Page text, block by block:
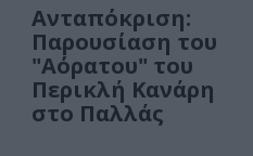
Ανταπόκριση:
Παρουσίαση του
"Αόρατου" του
Περικλή Κανάρη
στο Παλλάς